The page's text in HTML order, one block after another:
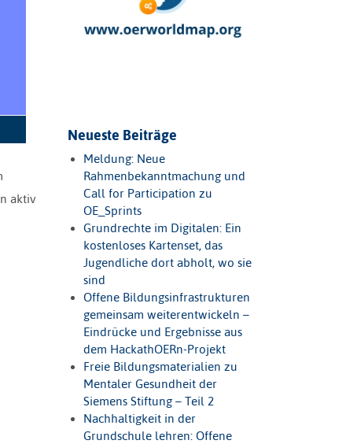
aktiv
Neueste Beiträge
Meldung: Neue
Rahmenbekanntmachung und
Call for Participation zu
OE_Sprints
Grundrechte im Digitalen: Ein
kostenloses Kartenset, das
Jugendliche dort abholt, wo sie
sind
Offene Bildungsinfrastrukturen
gemeinsam weiterentwickeln –
Eindrücke und Ergebnisse aus
dem HackathOERn-Projekt
Freie Bildungsmaterialien zu
Mentaler Gesundheit der
Siemens Stiftung – Teil 2
Nachhaltigkeit in der
Grundschule lehren: Offene